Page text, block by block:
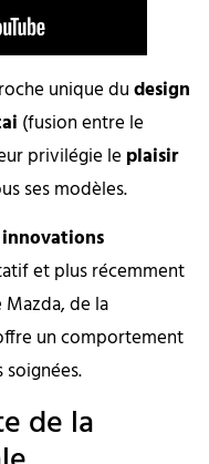
unique dudesign
(fusion entre le
privilégie le plaisir
ses modèles.
innovations
et plus récemment
de la
un comportement
de la